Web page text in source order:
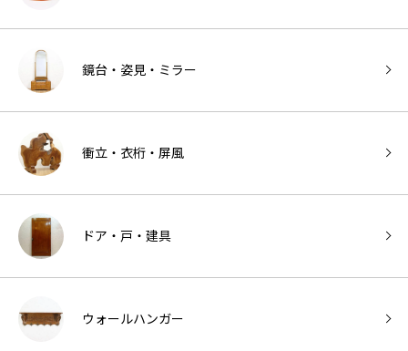
鏡台・姿見・ミラー
衝立・衣桁・屏風
ドア・戸・建具
ウォールハンガー